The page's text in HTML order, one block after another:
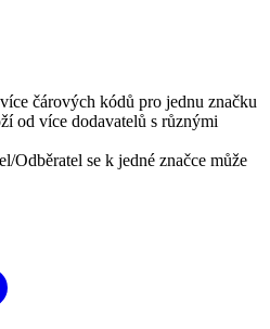
čárových kódů pro jednu značku
od více dodavatelů s různými
Odběratel se k jedné značce může